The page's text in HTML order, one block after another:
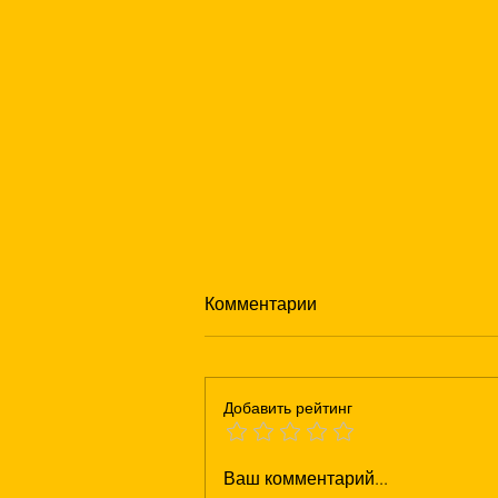
Что такое брикетировочная
Комментарии
Добавить рейтинг
Ваш комментарий...